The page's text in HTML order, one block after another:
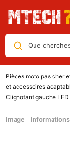
Que
Pièces moto pas cher
et accessoires
Clignotant gauche
Image Informations